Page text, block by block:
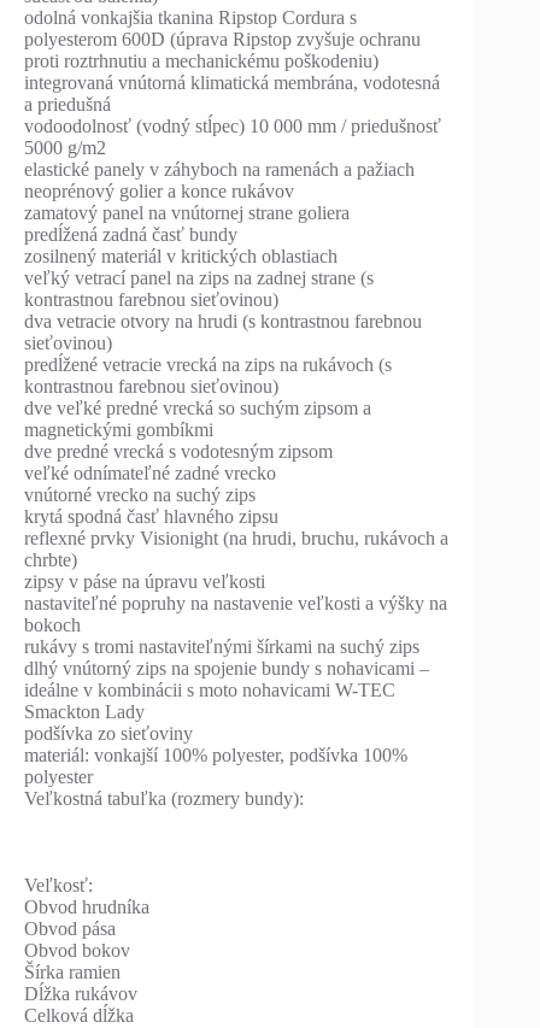
odolná vonkajšia tkanina Ripstop Cordura s
polyesterom 600D (úprava Ripstop zvyšuje ochranu
proti roztrhnutiu a mechanickému poškodeniu)
integrovaná vnútorná klimatická membrána, vodotesná
a priedušná
vodoodolnosť (vodný stĺpec) 10 000 mm / priedušnosť
5000 g/m2
elastické panely v záhyboch na ramenách a pažiach
neoprénový golier a konce rukávov
zamatový panel na vnútornej strane goliera
predĺžená zadná časť bundy
zosilnený materiál v kritických oblastiach
veľký vetrací panel na zips na zadnej strane (s
kontrastnou farebnou sieťovinou)
dva vetracie otvory na hrudi (s kontrastnou farebnou
sieťovinou)
predĺžené vetracie vrecká na zips na rukávoch (s
kontrastnou farebnou sieťovinou)
dve veľké predné vrecká so suchým zipsom a
magnetickými gombíkmi
dve predné vrecká s vodotesným zipsom
veľké odnímateľné zadné vrecko
vnútorné vrecko na suchý zips
krytá spodná časť hlavného zipsu
reflexné prvky Visionight (na hrudi, bruchu, rukávoch a
chrbte)
zipsy v páse na úpravu veľkosti
nastaviteľné popruhy na nastavenie veľkosti a výšky na
bokoch
rukávy s tromi nastaviteľnými šírkami na suchý zips
dlhý vnútorný zips na spojenie bundy s nohavicami –
ideálne v kombinácii s moto nohavicami W-TEC
Smackton Lady
podšívka zo sieťoviny
materiál: vonkajší 100% polyester, podšívka 100%
polyester
Veľkostná tabuľka (rozmery bundy):
Veľkosť:
Obvod hrudníka
Obvod pása
Obvod bokov
Šírka ramien
Dĺžka rukávov
Celková dĺžka